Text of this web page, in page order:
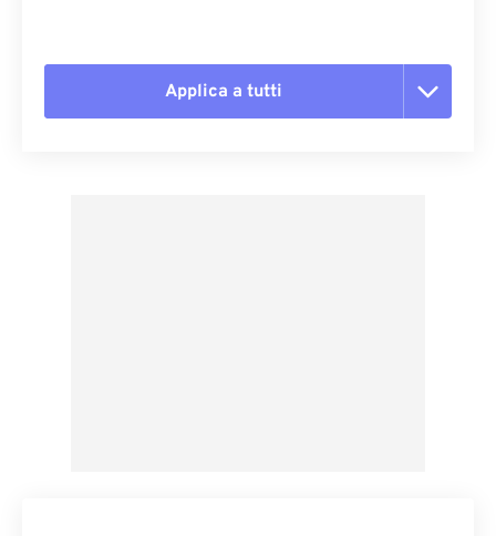
Applica a tutti